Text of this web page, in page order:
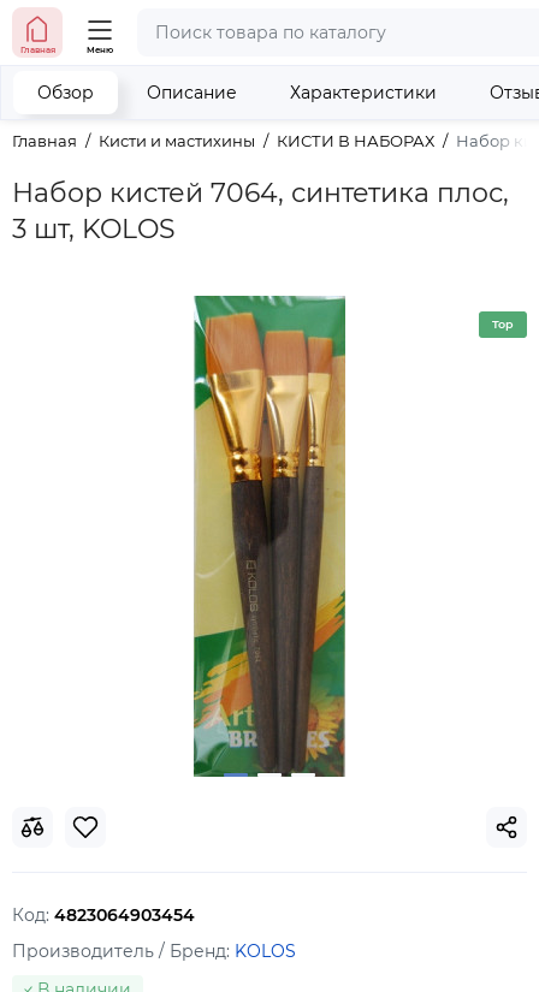
тел. (098) 673-42-06
наши контакты
Главная Меню
Главная Кисти и мастихины КИСТИ В НАБОРАХ Набор
Набор кистей 7064, синтетика плос,
3 шт, KOLOS
Обзор Описание Характеристики
Top
Код: 4823064903454
Производитель / Бренд: KOLOS